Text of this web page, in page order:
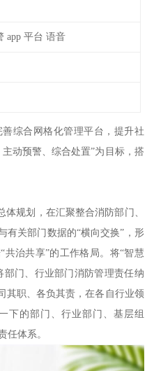
app 平台 语音
综合网格化管理平台，提升社
动预警、综合处置”为目标，搭
体规划，在汇聚整合消防部门、
有关部门数据的“横向交换”，形
共治共享”的工作格局。将“智慧
部门、行业部门消防管理责任纳
其职、各负其责，在各自行业领
下的部门、行业部门、基层组
任体系。